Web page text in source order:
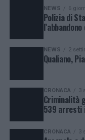
NEWS 6
Polizia di
NEWS 2
Qualiano,
CRONACA 3
Criminalità
539 arresti
CRONACA 3